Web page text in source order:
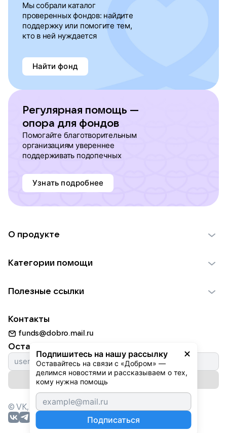
Мы собрали каталог
проверенных фондов: найдите
поддержку или помогите тем,
кто в ней нуждается
Найти фонд
Регулярная помощь —
опора для фондов
Помогайте благотворительным
организациям увереннее
поддерживать подопечных
Узнать подробнее
Подпишитесь на нашу рассылку
Оставайтесь на связи с «Добром» —
делимся новостями и рассказываем о тех,
кому нужна помощь
Подписаться
О продукте
Использование материалов
Для НКО
Партнерам
Категории помощи
Пожилым
Животным
Природе
Культуре
Фондам
Полезные ссылки
Добрый день
Истории
Автоплатежи
Контакты
funds@dobro.mail.ru
Оставайтесь с нами
Подписаться на рассылку
© VK, 2026г. Все права защищены.